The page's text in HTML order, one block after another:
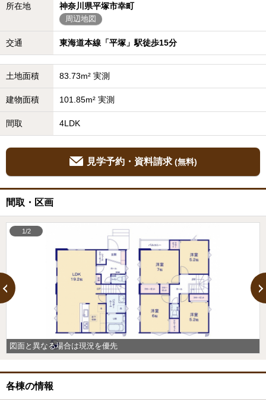
所在地 神奈川県平塚市幸町
周辺地図
交通 東海道本線「平塚」駅徒歩15分
土地面積 83.73m² 実測
建物面積 101.85m² 実測
間取 4LDK
見学予約・資料請求 (無料)
間取・区画
図面と異なる場合は現況を優先
1/2
各棟の情報